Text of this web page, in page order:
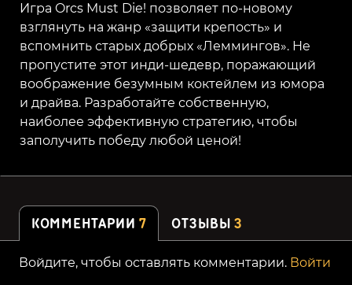
Игра Orcs Must Die! позволяет по-новому
взглянуть на жанр «защити крепость» и
вспомнить старых добрых «Леммингов». Не
пропустите этот инди-шедевр, поражающий
воображение безумным коктейлем из юмора
и драйва. Разработайте собственную,
наиболее эффективную стратегию, чтобы
заполучить победу любой ценой!
КОММЕНТАРИИ 7 ОТЗЫВЫ3
Войдите, чтобы оставлять комментарии. Войти